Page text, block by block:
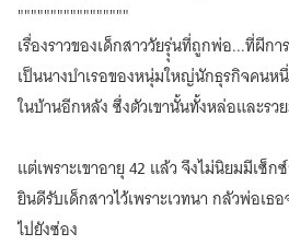
"""""""""""""""""
เรื่องราวของเด็กสาววัยรุุ่นที่ถูกพ่อ...ที่ผีก
เป็นนางบำเรอของหนุ่มใหญ่นักธุรกิจคนห
ในบ้านอีกหลัง ซึ่งตัวเขานั้นทั้งหล่อและรว
แต่เพราะเขาอายุ 42 แล้ว จึงไม่นิยมมีเซ็
ยินดีรับเด็กสาวไว้เพราะเวทนา กลัวพ่อเ
ไปยังซ่อง